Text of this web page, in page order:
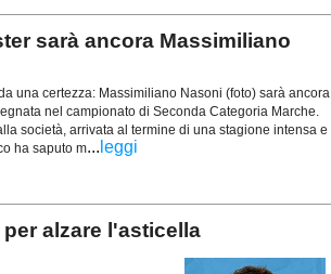
sarà ancora Massimiliano
una certezza: Massimiliano Nasoni (foto) sarà ancora
nel campionato di Seconda Categoria Marche.
società, arrivata al termine di una stagione intensa e
ha saputo m... leggi
per alzare l'asticella